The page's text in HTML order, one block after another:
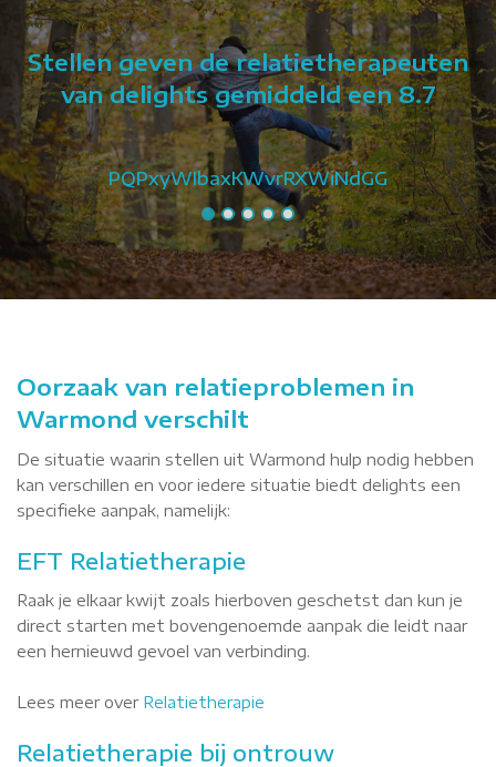
Stellen geven de relatietherapeuten
van delights gemiddeld een 8.7
PQPxyWIbaxKWvrRXWiNdGG
Oorzaak van relatieproblemen in
Warmond verschilt
De situatie waarin stellen uit Warmond hulp nodig hebben
kan verschillen en voor iedere situatie biedt delights een
specifieke aanpak, namelijk:
EFT Relatietherapie
Raak je elkaar kwijt zoals hierboven geschetst dan kun je
direct starten met bovengenoemde aanpak die leidt naar
een hernieuwd gevoel van verbinding.
Lees meer over Relatietherapie
Relatietherapie bij ontrouw